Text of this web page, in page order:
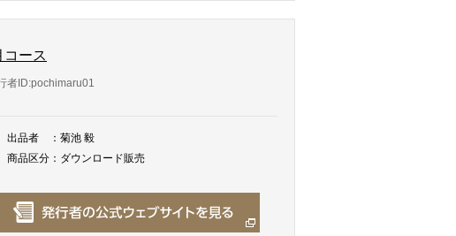
ース
者ID:pochimaru01
出品者 ： 菊池 毅
商品区分 ： ダウンロード販売